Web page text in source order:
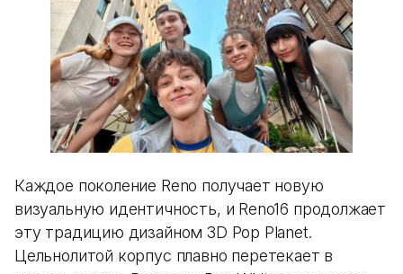
Каждое поколение Reno получает новую
визуальную идентичность, и Reno16 продолжает
эту традицию дизайном 3D Pop Planet.
Цельнолитой корпус плавно перетекает в